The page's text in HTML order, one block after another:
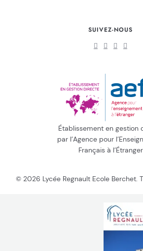
Établissement en gestion
par l’Agence pour
Français à l’Étranger
SUIVEZ-NOUS
© 2026 Lycée Regnault Ecole Berchet.